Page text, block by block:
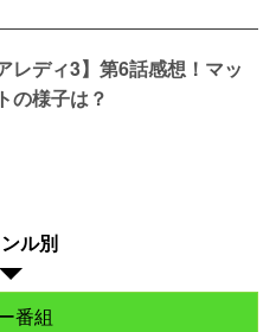
レディ3】第6話感想！マッ
の様子は？
ル別
番組